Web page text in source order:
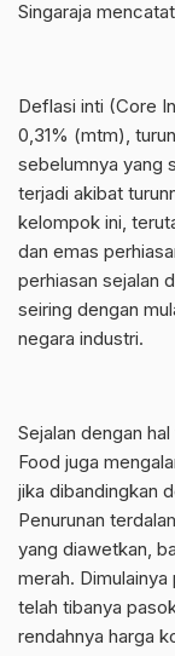
Singaraja
Deflasi inti (Core
0,31% (mtm),
sebelumnya yang
terjadi akibat
kelompok ini,
dan emas
perhiasan sejalan
seiring dengan
negara industri.
Sejalan dengan
Food juga
jika dibandingkan
Penurunan
yang diawetkan,
merah.
telah tibanya
rendahnya harga